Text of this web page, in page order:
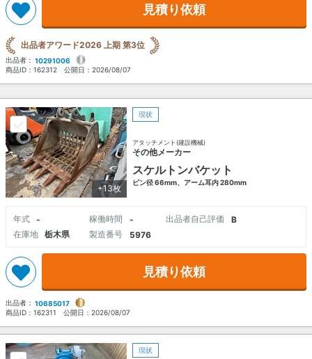
見積り依頼
出品者アワード2026 上期 第3位
出品者： 10291006
商品ID： 162312 公開日： 2026/08/07
+13枚
現状
アタッチメント(建設機械)
その他メーカー
スケルトンバケット
ピン径 66mm、アーム耳内 280mm
年式 - 稼働時間 - 出品者自己評価
B
在庫地
栃木県 製造番号 5976
見積り依頼
出品者： 10685017
商品ID： 162311 公開日： 2026/08/07
現状